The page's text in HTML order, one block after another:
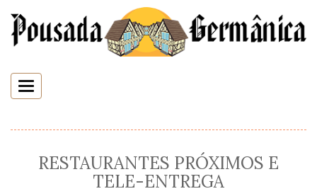
Toggle
navigation
RESTAURANTES PRÓXIMOS E
TELE-ENTREGA